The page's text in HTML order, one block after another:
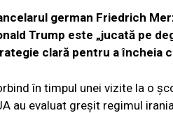
german Friedrich
Trump este „jucată pe
clară pentru a încheia
în timpul unei vizite la o
au evaluat greșit regimul